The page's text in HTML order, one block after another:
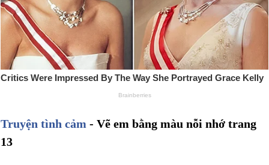
Truyện tình cảm - Vẽ em bằng màu nỗi nhớ trang
13